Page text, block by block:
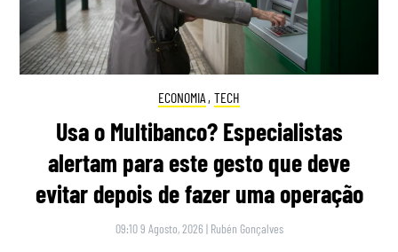
ECONOMIA , TECH
Usa o Multibanco? Especialistas
alertam para este gesto que deve
evitar depois de fazer uma operação
09:10 9 Agosto, 2026 | Rubén Gonçalves